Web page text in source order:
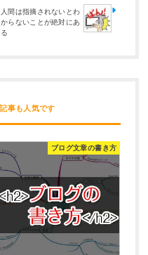
人間は指摘されないとわ
からないことが絶対にあ
る
ブログ文章の書き方